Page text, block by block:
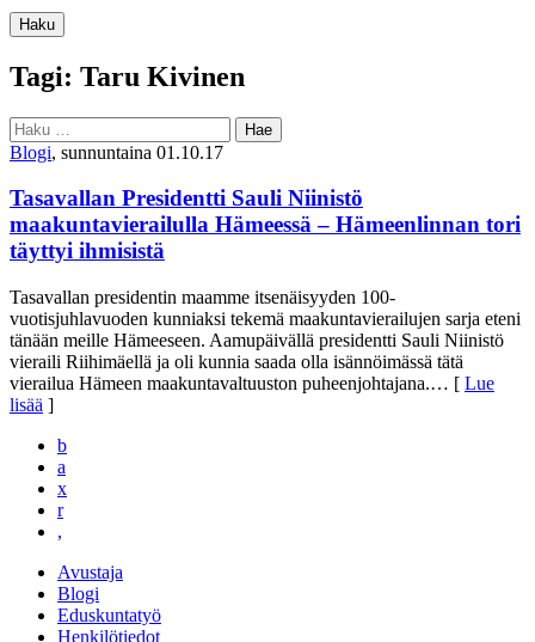
Haku
Tagi: Taru Kivinen
Haku:
Blogi, sunnuntaina 01.10.17
Tasavallan Presidentti Sauli Niinistö
maakuntavierailulla Hämeessä – Hämeenlinnan tori
täyttyi ihmisistä
Tasavallan presidentin maamme itsenäisyyden 100-
vuotisjuhlavuoden kunniaksi tekemä maakuntavierailujen sarja eteni
tänään meille Hämeeseen. Aamupäivällä presidentti Sauli Niinistö
vieraili Riihimäellä ja oli kunnia saada olla isännöimässä tätä
vierailua Hämeen maakuntavaltuuston puheenjohtajana.… [ Lue
lisää ]
b
a
x
r
,
Avustaja
Blogi
Eduskuntatyö
Henkilötiedot